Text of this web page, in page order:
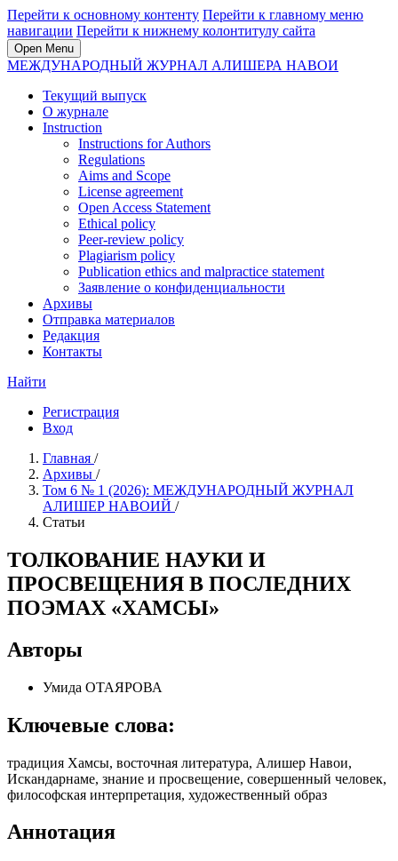
Перейти к основному контенту Перейти к главному меню
навигации Перейти к нижнему колонтитулу сайта
Open Menu
МЕЖДУНАРОДНЫЙ ЖУРНАЛ АЛИШЕРА НАВОИ
Текущий выпуск
О журнале
Instruction
Instructions for Authors
Regulations
Aims and Scope
License agreement
Open Access Statement
Ethical policy
Peer-review policy
Plagiarism policy
Publication ethics and malpractice statement
Заявление о конфиденциальности
Архивы
Отправка материалов
Редакция
Контакты
Найти
Регистрация
Вход
Главная /
Архивы /
Том 6 № 1 (2026): МЕЖДУНАРОДНЫЙ ЖУРНАЛ
АЛИШЕР НАВОИЙ /
Статьи
ТОЛКОВАНИЕ НАУКИ И
ПРОСВЕЩЕНИЯ В ПОСЛЕДНИХ
ПОЭМАХ «ХАМСЫ»
Авторы
Умида ОТАЯРОВА
Ключевые слова:
традиция Хамсы, восточная литература, Алишер Навои,
Искандарнаме, знание и просвещение, совершенный человек,
философская интерпретация, художественный образ
Аннотация